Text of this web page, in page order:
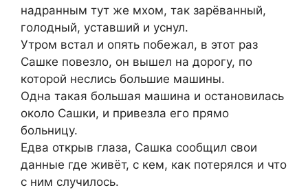
надранным тут же мхом, так зарёванный,
голодный, уставший и уснул.
Утром встал и опять побежал, в этот раз
Сашке повезло, он вышел на дорогу, по
которой неслись большие машины.
Одна такая большая машина и остановилась
около Сашки, и привезла его прямо
больницу.
Едва открыв глаза, Сашка сообщил свои
данные где живёт, с кем, как потерялся и что
с ним случилось.